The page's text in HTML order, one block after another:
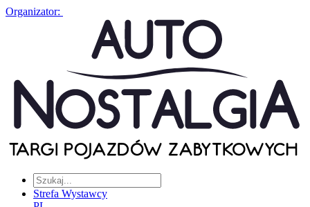
Organizator:
Strefa Wystawcy